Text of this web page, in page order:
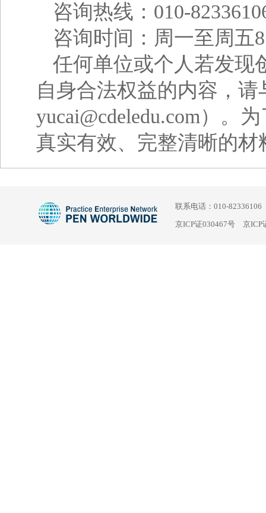
咨询热线：010-
咨询时间：周一至周五
任何单位或个人若发现
自身合法权益的内容，
yucai@cdeledu.com）。
真实有效、完整清晰的
联系电话：010-
京ICP证030467号 京ICP